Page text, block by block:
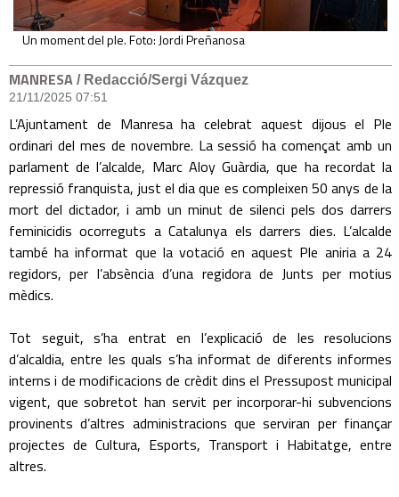
Un moment del ple. Foto: Jordi Preñanosa
MANRESA / Redacció/Sergi Vázquez
21/11/2025 07:51
L’Ajuntament de Manresa ha celebrat aquest dijous el Ple
ordinari del mes de novembre. La sessió ha començat amb un
parlament de l’alcalde, Marc Aloy Guàrdia, que ha recordat la
repressió franquista, just el dia que es compleixen 50 anys de la
mort del dictador, i amb un minut de silenci pels dos darrers
feminicidis ocorreguts a Catalunya els darrers dies. L’alcalde
també ha informat que la votació en aquest Ple aniria a 24
regidors, per l’absència d’una regidora de Junts per motius
mèdics.
Tot seguit, s’ha entrat en l’explicació de les resolucions
d’alcaldia, entre les quals s’ha informat de diferents informes
interns i de modificacions de crèdit dins el Pressupost municipal
vigent, que sobretot han servit per incorporar-hi subvencions
provinents d’altres administracions que serviran per finançar
projectes de Cultura, Esports, Transport i Habitatge, entre
altres.